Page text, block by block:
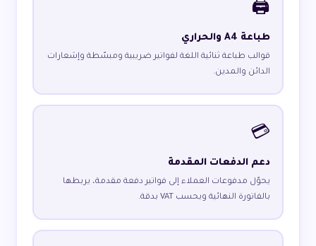
🖨️
طباعة A4 والحراري
قوالب طباعة ثنائية اللغة لفواتير ضريبية ومبسّطة وإشعارات
الدائن والمدين.
💳
دعم الدفعات المقدمة
يحوّل مدفوعات العملاء إلى فواتير دفعة مقدمة، يربطها
بالفاتورة النهائية ويحسب VAT بدقة.